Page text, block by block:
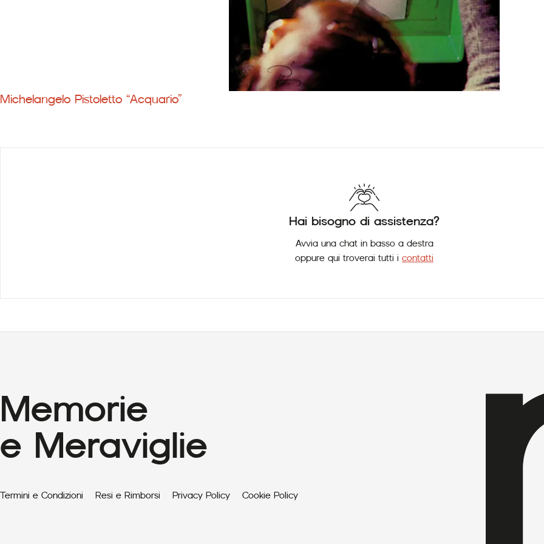
Michelangelo Pistoletto “Acquario”
Hai bisogno di assistenza?
Avvia una chat in basso a destra
oppure qui troverai tutti i contatti
Memorie
e Meraviglie
Termini e Condizioni Resi e Rimborsi Privacy Policy Cookie Policy